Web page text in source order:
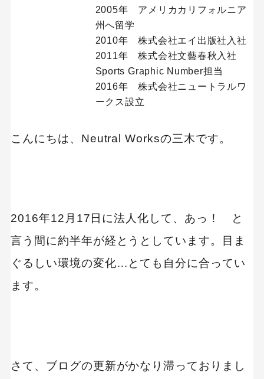
2005年 アメリカカリフォルニア
州へ留学
2010年 株式会社エイ出版社入社
2011年 株式会社文藝春秋入社
Sports Graphic Number担当
2016年 株式会社ニュートラルワ
ークス設立
こんにちは、Neutral Worksの三木です。
2016年12月17日に法人化して、あっ！ と
言う間に約半年が経とうとしています。目ま
ぐるしい環境の変化…とても自分に合ってい
ます。
さて、ブログの更新がかなり滞っておりまし